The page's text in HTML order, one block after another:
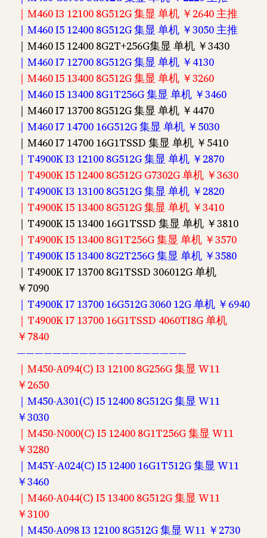
｜M460 I3 12100 8G512G 集显 单机 ￥2640 主推
｜M460 I5 12400 8G512G 集显 单机 ￥3050 主推
｜M460 I5 12400 8G2T+256G集显 单机 ￥3430
｜M460 I7 12700 8G512G 集显 单机 ￥4130
｜M460 I5 13400 8G512G 集显 单机 ￥3260
｜M460 I5 13400 8G1T256G 集显 单机 ￥3460
｜M460 I7 13700 8G512G 集显 单机 ￥4470
｜M460 I7 14700 16G512G 集显 单机 ￥5030
｜M460 I7 14700 16G1TSSD 集显 单机 ￥5410
｜T4900K I3 12100 8G512G 集显 单机 ￥2870
｜T4900K I5 12400 8G512G G7302G 单机 ￥3630
｜T4900K I3 13100 8G512G 集显 单机 ￥2820
｜T4900K I5 13400 8G512G 集显 单机 ￥3410
｜T4900K I5 13400 16G1TSSD 集显 单机 ￥3810
｜T4900K I5 13400 8G1T256G 集显 单机 ￥3570
｜T4900K I5 13400 8G2T256G 集显 单机 ￥3580
｜T4900K I7 13700 8G1TSSD 306012G 单机
￥7090
｜T4900K I7 13700 16G512G 3060 12G 单机 ￥6940
｜T4900K I7 13700 16G1TSSD 4060TI8G 单机
￥7840
———————————————————
｜M450-A094(C) I3 12100 8G256G 集显 W11
￥2650
｜M450-A301(C) I5 12400 8G512G 集显 W11
￥3030
｜M450-N000(C) I5 12400 8G1T256G 集显 W11
￥3280
｜M45Y-A024(C) I5 12400 16G1T512G 集显 W11
￥3460
｜M460-A044(C) I5 13400 8G512G 集显 W11
￥3100
｜M450-A098 I3 12100 8G512G 集显 W11 ￥2730